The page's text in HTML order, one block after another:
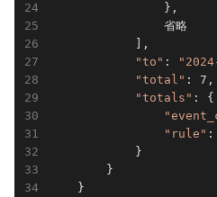
                },
                省略
            ],
"to" :
"total" : 7,
"totals" : {
"rule" :
            }
        }
    }